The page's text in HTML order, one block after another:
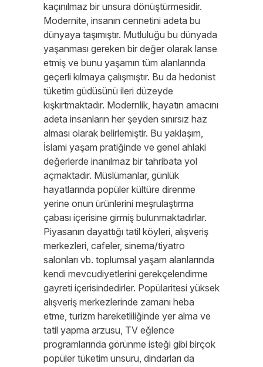
kaçınılmaz bir unsura dönüştürmesidir.
Modernite, insanın cennetini adeta bu
dünyaya taşımıştır. Mutluluğu bu dünyada
yaşanması gereken bir değer olarak lanse
etmiş ve bunu yaşamın tüm alanlarında
geçerli kılmaya çalışmıştır. Bu da hedonist
tüketim güdüsünü ileri düzeyde
kışkırtmaktadır. Modernlik, hayatın amacını
adeta insanların her şeyden sınırsız haz
alması olarak belirlemiştir. Bu yaklaşım,
İslami yaşam pratiğinde ve genel ahlaki
değerlerde inanılmaz bir tahribata yol
açmaktadır. Müslümanlar, günlük
hayatlarında popüler kültüre direnme
yerine onun ürünlerini meşrulaştırma
çabası içerisine girmiş bulunmaktadırlar.
Piyasanın dayattığı tatil köyleri, alışveriş
merkezleri, cafeler, sinema/tiyatro
salonları vb. toplumsal yaşam alanlarında
kendi mevcudiyetlerini gerekçelendirme
gayreti içerisindedirler. Popülaritesi yüksek
alışveriş merkezlerinde zamanı heba
etme, turizm hareketliliğinde yer alma ve
tatil yapma arzusu, TV eğlence
programlarında görünme isteği gibi birçok
popüler tüketim unsuru, dindarları da